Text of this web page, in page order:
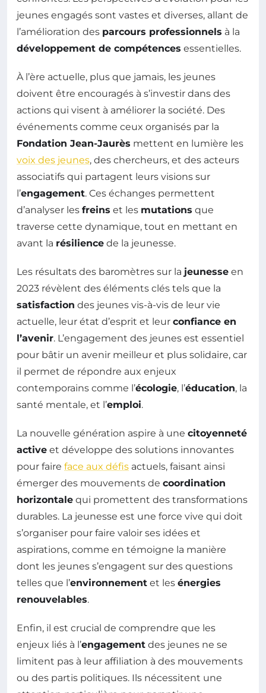
jeunes engagés sont vastes et diverses, allant de
l’amélioration des parcours professionnels à la
développement de compétences essentielles.
À l’ère actuelle, plus que jamais, les jeunes
doivent être encouragés à s’investir dans des
actions qui visent à améliorer la société. Des
événements comme ceux organisés par la
Fondation Jean-Jaurès mettent en lumière les
voix des jeunes, des chercheurs, et des acteurs
associatifs qui partagent leurs visions sur
l’engagement. Ces échanges permettent
d’analyser les freins et les mutations que
traverse cette dynamique, tout en mettant en
avant la résilience de la jeunesse.
Les résultats des baromètres sur la jeunesse en
2023 révèlent des éléments clés tels que la
satisfaction des jeunes vis-à-vis de leur vie
actuelle, leur état d’esprit et leur confiance en
l’avenir. L’engagement des jeunes est essentiel
pour bâtir un avenir meilleur et plus solidaire, car
il permet de répondre aux enjeux
contemporains comme l’écologie, l’éducation, la
santé mentale, et l’emploi.
La nouvelle génération aspire à une citoyenneté
active et développe des solutions innovantes
pour faire face aux défis actuels, faisant ainsi
émerger des mouvements de coordination
horizontale qui promettent des transformations
durables. La jeunesse est une force vive qui doit
s’organiser pour faire valoir ses idées et
aspirations, comme en témoigne la manière
dont les jeunes s’engagent sur des questions
telles que l’environnement et les énergies
renouvelables.
Enfin, il est crucial de comprendre que les
enjeux liés à l’engagement des jeunes ne se
limitent pas à leur affiliation à des mouvements
ou des partis politiques. Ils nécessitent une